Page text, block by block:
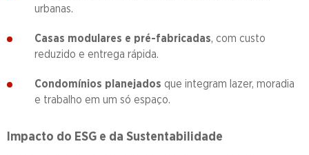
urbanas.
Casas modulares e pré-fabricadas, com custo
reduzido e entrega rápida.
Condomínios planejados que integram lazer, moradia
e trabalho em um só espaço.
Impacto do ESG e da Sustentabilidade